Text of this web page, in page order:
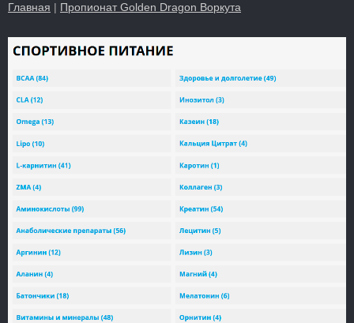
Главная | Пропионат Golden Dragon Воркута